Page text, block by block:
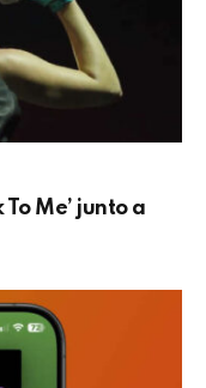
Me’ junto a